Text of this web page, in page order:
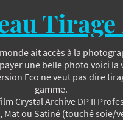
Tirage
ait accès à la
une belle photo voici la
Eco ne veut pas dire
gamme.
Crystal Archive DP II
Mat ou Satiné (touché soie/